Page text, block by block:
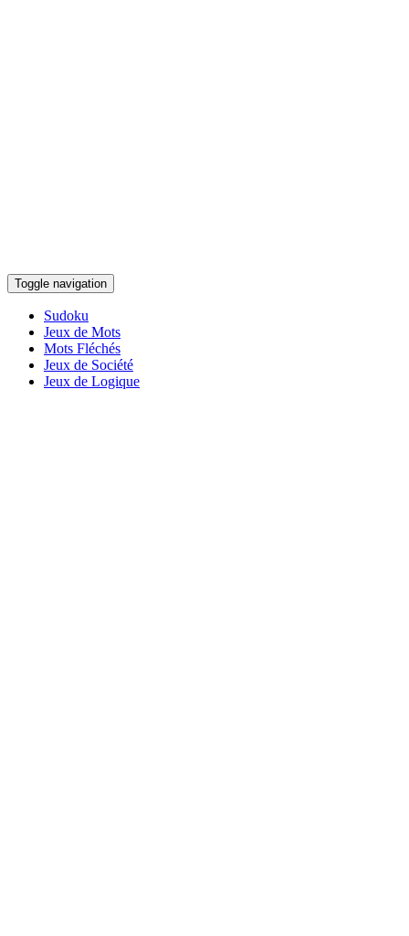
Toggle navigation
Sudoku
Jeux de Mots
Mots Fléchés
Jeux de Société
Jeux de Logique